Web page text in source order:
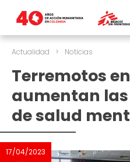
Actualidad > Noticias
Terremotos
aumentan
de salud
17/04/2023